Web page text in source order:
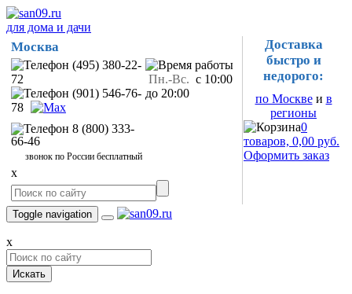
для дома и дачи
Москва
(495) 380-22-
72
(901) 546-76-
78
8 (800) 333-
66-46
звонок по России бесплатный
Пн.-Вс. с 10:00
до 20:00
x
Доставка
быстро и
недорого:
по Москвеи в
регионы
0
товаров, 0,00 руб.
Оформить заказ
Toggle navigation
x
Искать